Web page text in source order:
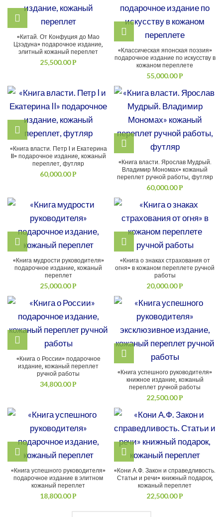
«Китай. От Конфуция до Мао
Цзэдуна» подарочное издание,
элитный кожаный переплет
25,500.00Р
«Классическая японская поэзия»
подарочное издание по искусству в
кожаном переплете
55,000.00Р
«Книга власти. Петр I и Екатерина
II» подарочное издание, кожаный
переплет, футляр
60,000.00Р
«Книга власти. Ярослав Мудрый.
Владимир Мономах» кожаный
переплет ручной работы, футляр
60,000.00Р
«Книга мудрости руководителя»
подарочное издание, кожаный
переплет
25,000.00Р
«Книга о знаках страхования от
огня» в кожаном переплете ручной
работы
20,000.00Р
«Книга о России» подарочное
издание, кожаный переплет
ручной работы
34,800.00Р
«Книга успешного руководителя»
книжное издание, кожаный
переплет ручной работы
22,500.00Р
«Книга успешного руководителя»
подарочное издание в элитном
кожаный переплет
18,800.00Р
«Кони А.Ф. Закон и справедливость.
Статьи и речи» книжный подарок,
кожаный переплет
22,500.00Р